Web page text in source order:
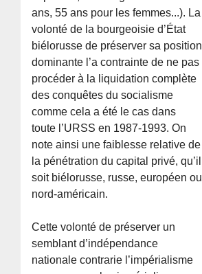
ans, 55 ans pour les femmes...). La
volonté de la bourgeoisie d’État
biélorusse de préserver sa position
dominante l’a contrainte de ne pas
procéder à la liquidation complète
des conquêtes du socialisme
comme cela a été le cas dans
toute l’URSS en 1987-1993. On
note ainsi une faiblesse relative de
la pénétration du capital privé, qu’il
soit biélorusse, russe, européen ou
nord-américain.
Cette volonté de préserver un
semblant d’indépendance
nationale contrarie l’impérialisme